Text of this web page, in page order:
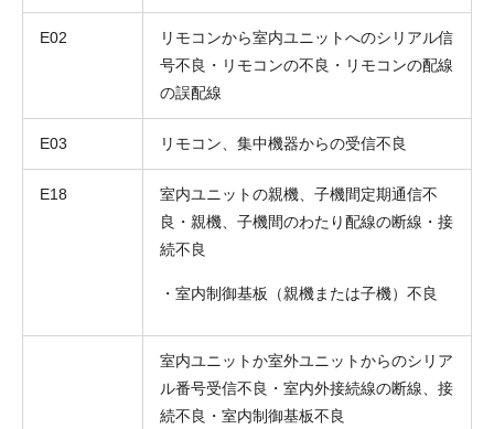
E02
リモコンから室内ユニットへのシリアル信
号不良・リモコンの不良・リモコンの配線
の誤配線
E03 リモコン、集中機器からの受信不良
E18
室内ユニットの親機、子機間定期通信不
良・親機、子機間のわたり配線の断線・接
続不良
・室内制御基板（親機または子機）不良
室内ユニットか室外ユニットからのシリア
ル番号受信不良・室内外接続線の断線、接
続不良・室内制御基板不良